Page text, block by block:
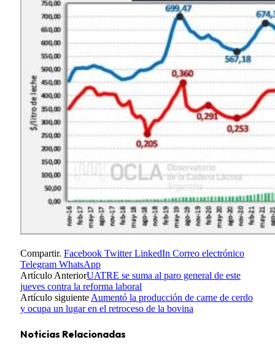
Compartir. Facebook Twitter LinkedIn Correo electrónico
Telegram WhatsApp
Artículo AnteriorUATRE se suma al paro general de este
jueves contra la reforma laboral
Artículo siguiente Aumentó la producción de carne de cerdo
y ocupa un lugar en el retroceso de la bovina
Noticias Relacionadas